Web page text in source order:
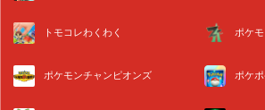
トモコレわくわく ポケ
ポケモンチャンピオンズ ポケ